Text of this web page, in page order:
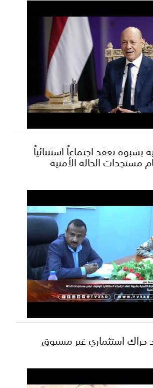
بشبوة تعقد اجتماعاً استثنائياً
مستجدات الحالة الأمنية
استثماري غير مسبوق